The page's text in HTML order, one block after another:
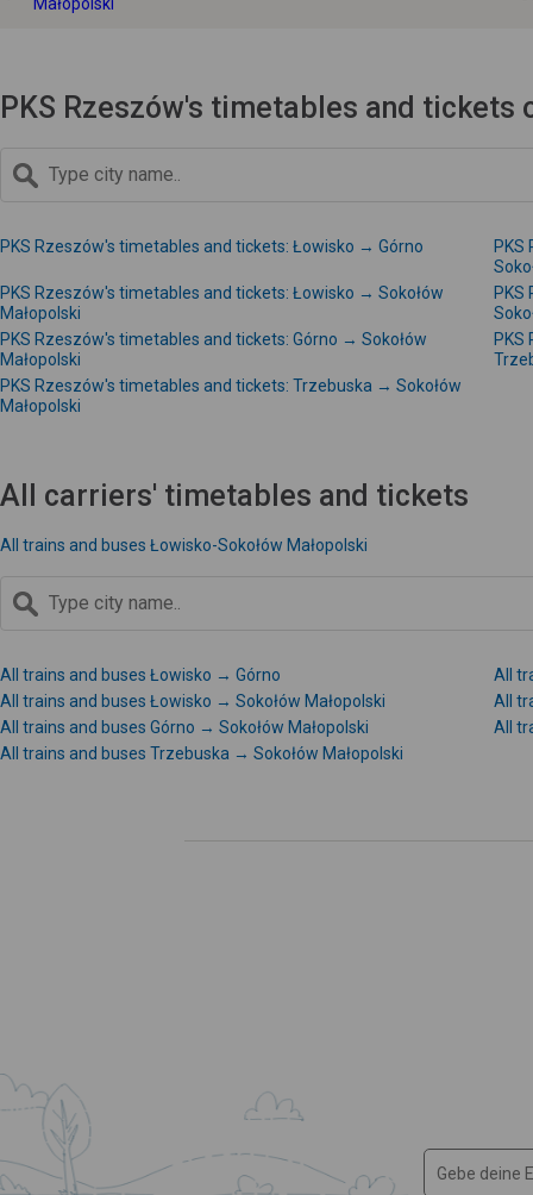
PKS Rzeszów's timetables and tickets
PKS Rzeszów's timetables and tickets: Łowisko → Górno
PKS Rzeszów's timetables and tickets: Łowisko → Sokołów
Małopolski
PKS Rzeszów's timetables and tickets: Górno → Sokołów
Małopolski
PKS
PKS Rzeszów's timetables and tickets: Trzebuska → Sokołów
Małopolski
All carriers' timetables and tickets
All trains and buses Łowisko-Sokołów Małopolski
All trains and buses Łowisko → Górno
All
All trains and buses Łowisko → Sokołów Małopolski
All
All trains and buses Górno → Sokołów Małopolski
All
All trains and buses Trzebuska → Sokołów Małopolski